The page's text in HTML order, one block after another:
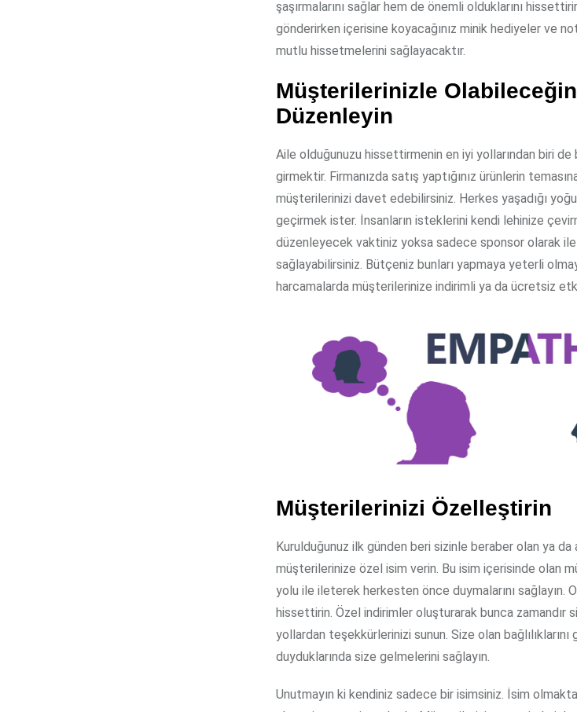
şaşırmalarını sağlar hem de önemli olduklarını
gönderirken içerisine koyacağınız minik hediyeler ve
mutlu hissetmelerini sağlayacaktır.
Müşterilerinizle
Düzenleyin
Aile olduğunuzu hissettirmenin en iyi yollarından biri
girmektir. Firmanızda satış yaptığınız ürünlerin
müşterilerinizi davet edebilirsiniz. Herkes yaşadığı
geçirmek ister. İnsanların isteklerini kendi lehinize
düzenleyecek vaktiniz yoksa sadece sponsor olarak
sağlayabilirsiniz. Bütçeniz bunları yapmaya yeterli
harcamalarda müşterilerinize indirimli ya da ücretsiz
Müşterilerinizi Özelleştirin
Kurulduğunuz ilk günden beri sizinle beraber olan ya da
müşterilerinize özel isim verin. Bu isim içerisinde olan
yolu ile ileterek herkesten önce duymalarını sağlayın.
hissettirin. Özel indirimler oluşturarak bunca zamandır
yollardan teşekkürlerinizi sunun. Size olan
duyduklarında size gelmelerini sağlayın.
Unutmayın ki kendiniz sadece bir isimsiniz. İsim